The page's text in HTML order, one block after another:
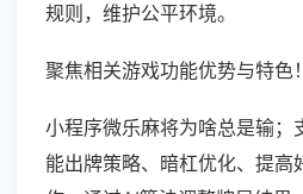
规则，维护公平环境。
聚焦相关游戏功能优势与特色！
小程序微乐麻将为啥总是输；
能出牌策略、暗杠优化、提高